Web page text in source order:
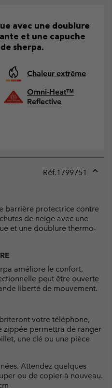
avec une doublure
et une capuche
sherpa.
Chaleur extrême
Omni-Heat™
Reflective
Réf.1799751
barrière protectrice contre
de neige avec une
et une doublure thermo-
améliore le confort,
peut être ouverte
liberté de mouvement.
votre téléphone,
zippée permettra de ranger
une clé ou une pièce
Attendez quelques
ou de copier à nouveau.